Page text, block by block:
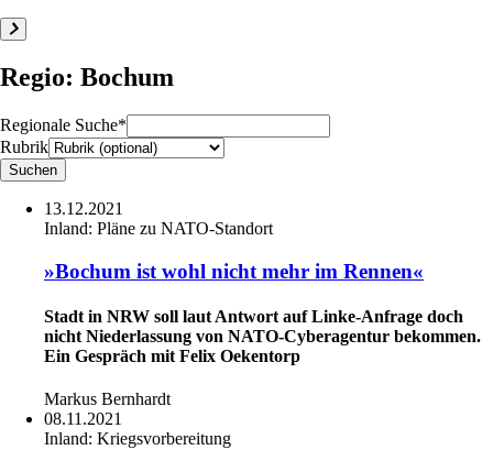
Regio: Bochum
Regionale Suche*
Rubrik
13.12.2021
Inland: Pläne zu NATO-Standort
»Bochum ist wohl nicht mehr im Rennen«
Stadt in NRW soll laut Antwort auf Linke-Anfrage doch
nicht Niederlassung von NATO-Cyberagentur bekommen.
Ein Gespräch mit Felix Oekentorp
Markus Bernhardt
08.11.2021
Inland: Kriegsvorbereitung